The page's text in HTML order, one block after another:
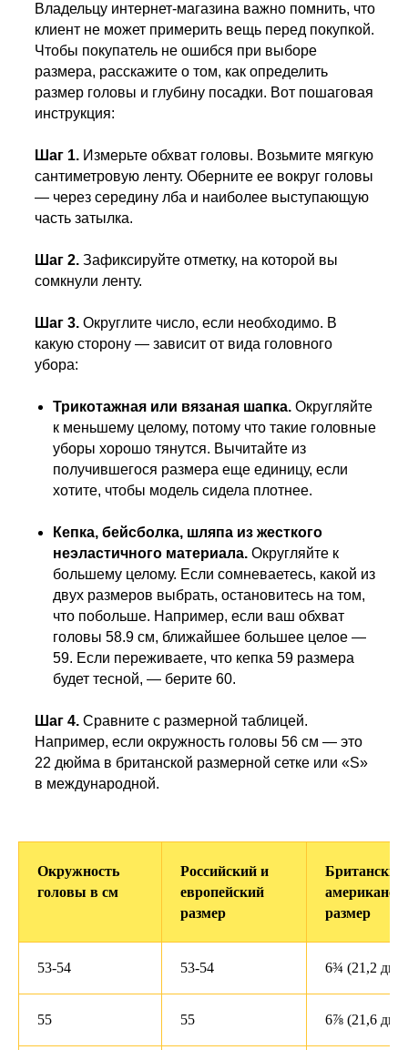
Владельцу интернет-магазина важно помнить, что
клиент не может примерить вещь перед покупкой.
Чтобы покупатель не ошибся при выборе
размера, расскажите о том, как определить
размер головы и глубину посадки. Вот пошаговая
инструкция:
Шаг 1. Измерьте обхват головы. Возьмите мягкую
сантиметровую ленту. Оберните ее вокруг головы
— через середину лба и наиболее выступающую
часть затылка.
Шаг 2. Зафиксируйте отметку, на которой вы
сомкнули ленту.
Шаг 3.Округлите число, если необходимо. В
какую сторону — зависит от вида головного
убора:
Трикотажная или вязаная шапка.Округляйте
к меньшему целому, потому что такие головные
уборы хорошо тянутся. Вычитайте из
получившегося размера еще единицу, если
хотите, чтобы модель сидела плотнее.
Кепка, бейсболка, шляпа из жесткого
неэластичного материала. Округляйте к
большему целому. Если сомневаетесь, какой из
двух размеров выбрать, остановитесь на том,
что побольше. Например, если ваш обхват
головы 58.9 см, ближайшее большее целое —
59. Если переживаете, что кепка 59 размера
будет тесной, — берите 60.
Шаг 4. Сравните с размерной таблицей.
Например, если окружность головы 56 см — это
22 дюйма в британской размерной сетке или «S»
в международной.
Окружность
головы в см
Российский и
европейский
размер
Британский
размер
53-54 53-54 6¾ (21,2
55 55 6⅞ (21,6